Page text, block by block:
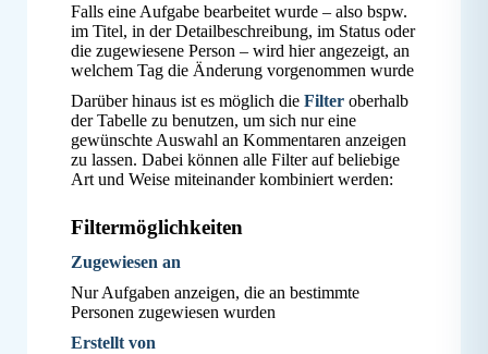
Falls eine Aufgabe bearbeitet wurde – also bspw.
im Titel, in der Detailbeschreibung, im Status oder
die zugewiesene Person – wird hier angezeigt, an
welchem Tag die Änderung vorgenommen wurde
Darüber hinaus ist es möglich die Filter oberhalb
der Tabelle zu benutzen, um sich nur eine
gewünschte Auswahl an Kommentaren anzeigen
zu lassen. Dabei können alle Filter auf beliebige
Art und Weise miteinander kombiniert werden:
Filtermöglichkeiten
Zugewiesen an
Nur Aufgaben anzeigen, die an bestimmte
Personen zugewiesen wurden
Erstellt von